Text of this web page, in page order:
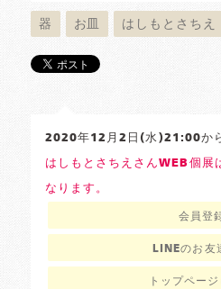
器 お皿 はしもとさちえ
2020年12月2日(水)21:00から
はしもとさちえさんWEB個展
なります。
会員登
LINEのお友
トップペー